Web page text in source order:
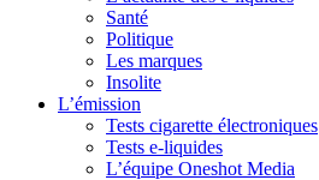
Santé
Politique
Les marques
Insolite
L’émission
Tests cigarette électroniques
Tests e-liquides
L’équipe Oneshot Media